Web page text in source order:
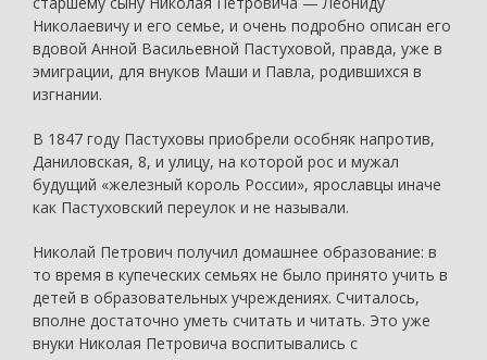
Николаевичу и его семье, и очень подробно описан его
вдовой Анной Васильевной Пастуховой, правда, уже в
эмиграции, для внуков Маши и Павла, родившихся в
изгнании.
В 1847 году Пастуховы приобрели особняк напротив,
Даниловская, 8, и улицу, на которой рос и мужал
будущий «железный король России», ярославцы иначе
как Пастуховский переулок и не называли.
Николай Петрович получил домашнее образование: в
то время в купеческих семьях не было принято учить в
детей в образовательных учреждениях. Считалось,
вполне достаточно уметь считать и читать. Это уже
внуки Николая Петровича воспитывались с